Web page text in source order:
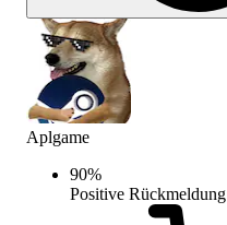
Aplgame
90%
Positive Rückmeldung